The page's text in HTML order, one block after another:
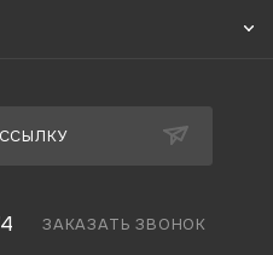
ЗАКАЗАТЬ ЗВОНОК